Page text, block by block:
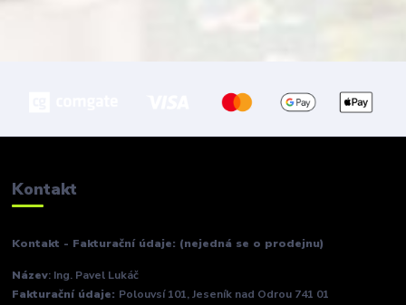
Kontakt
Kontakt - Fakturační údaje: (nejedná se o prodejnu)
Název: Ing. Pavel Lukáč
Fakturační údaje: Polouvsí 101, Jeseník nad Odrou 741 01